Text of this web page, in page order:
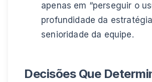
apenas em “perseguir o
profundidade da
senioridade da equipe.
Decisões Que